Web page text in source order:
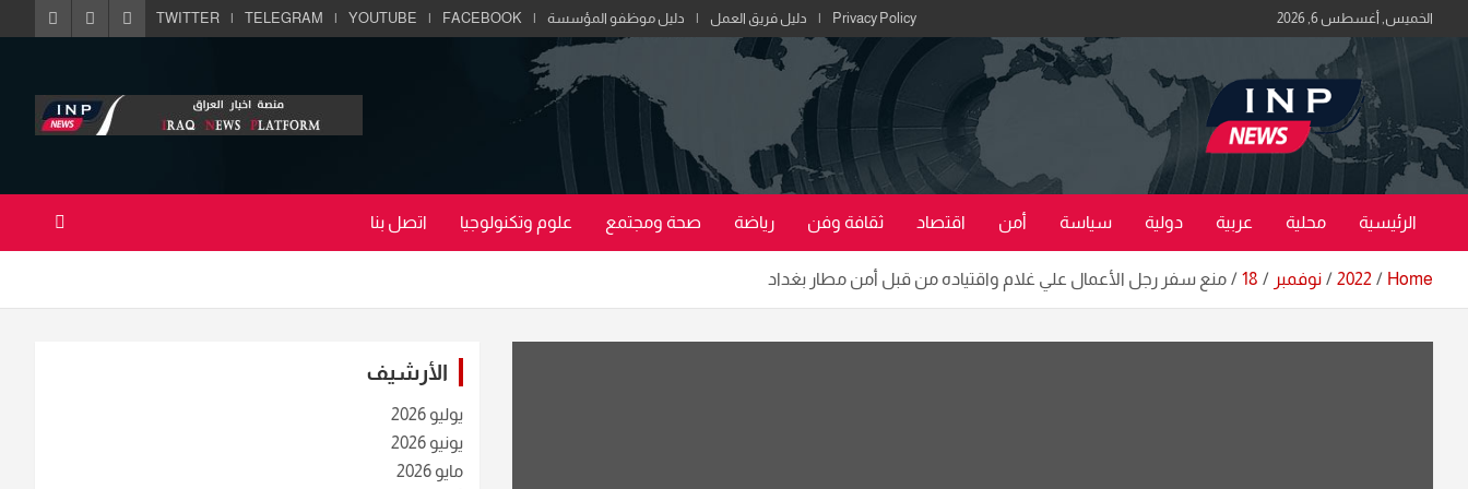
الخميس, أغسطس 6, 2026 Privacy Policy دليل فريق العمل دليل موظفو المؤسسة FACEBOOK
YOUTUBE
TELEGRAM
TWITTER
منصة اخبار العراق
اكبر منصة خبرية في العراق | #الحقيقة_اولاً
الرئيسية محلية عربية دولية سياسة أمن اقتصاد ثقافة وفن رياضة صحة ومجتمع علوم وتكنولوجيا اتصل بنا
Home
2022 نوفمبر 18 منع سفر رجل الأعمال علي غلام واقتياده من قبل أمن مطار بغداد
الأرشيف
يوليو 2026
يونيو 2026
مايو 2026